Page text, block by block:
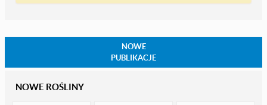
NOWE
PUBLIKACJE
NOWE ROŚLINY